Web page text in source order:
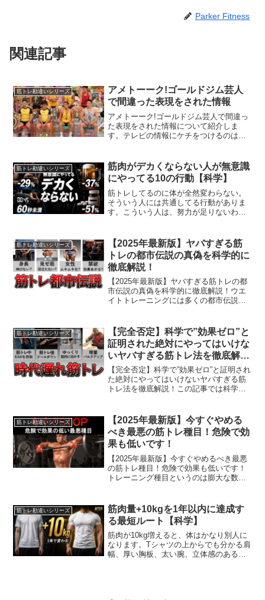
Parker Fitness
関連記事
筋トレ勘違いシリーズ
アメトーーク!ゴールドジム芸人
で間違った表現をされた情報
アメトーーク!ゴールドジム芸人で間違っ
た表現をされた情報について紹介しま
す。テレビの情報にケチをつけるのはあ
テレビの情報で間違った認識をしてしま
うのは問題だと思いました。
筋トレ勘違いシリーズ
筋肉がデカくならない人が無意識
にやってる10の行動【科学】
筋トレしてるのに体が全然変わらない。
そういう人には共通してる行動がありま
す。こういう人は、努力が足りないわけ
の効率を落としていることがありま
す。 今回は最新の科学的デー...
筋トレ勘違いシリーズ
【2025年最新版】ヤバすぎる筋
トレの都市伝説の真偽を科学的に
徹底解説！
【2025年最新版】ヤバすぎる筋トレの都
市伝説の真偽を科学的に徹底解説！ウエ
イトトレーニングには多くの都市伝説が
レ効果が上がる。ほかにも視聴者の皆さ
んとしては「これホン...
筋トレ勘違いシリーズ
【完全否定】科学で”効果ゼロ”と
証明された絶対にやってはいけな
いヤバすぎる筋トレ法を徹底解
説！
【完全否定】科学で”効果ゼロ”と証明され
た絶対にやってはいけないヤバすぎる筋
トレ法を徹底解説！この記事では科学的
関する5つのアドバイスを紹介します。科
学的な研究に基づい...
筋トレ勘違いシリーズ
【2025年最新版】今すぐやめる
べき最悪の筋トレ種目！危険で効
果も低いです！
【2025年最新版】今すぐやめるべき最悪
の筋トレ種目！危険で効果も低いです！
トレーニング種目というのは膨大な数が
ている代表的な種目、実際やってる人が
多いからといって...
筋トレ勘違いシリーズ
筋肉量+10kgを1年以内に達成す
る最短ルート【科学】
筋肉が10kg増えると、体はかなり別人に
なります。Tシャツの上からでも分かる肩
幅、厚い胸板、太い腕、立体感のある背